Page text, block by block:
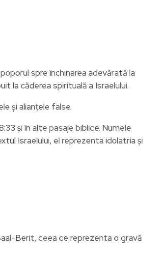
spre închinarea adevărată la
la căderea spirituală a Israelului.
și alianțele false.
și în alte pasaje biblice. Numele
Israelului, el reprezenta idolatria și
Berit, ceea ce reprezenta o gravă